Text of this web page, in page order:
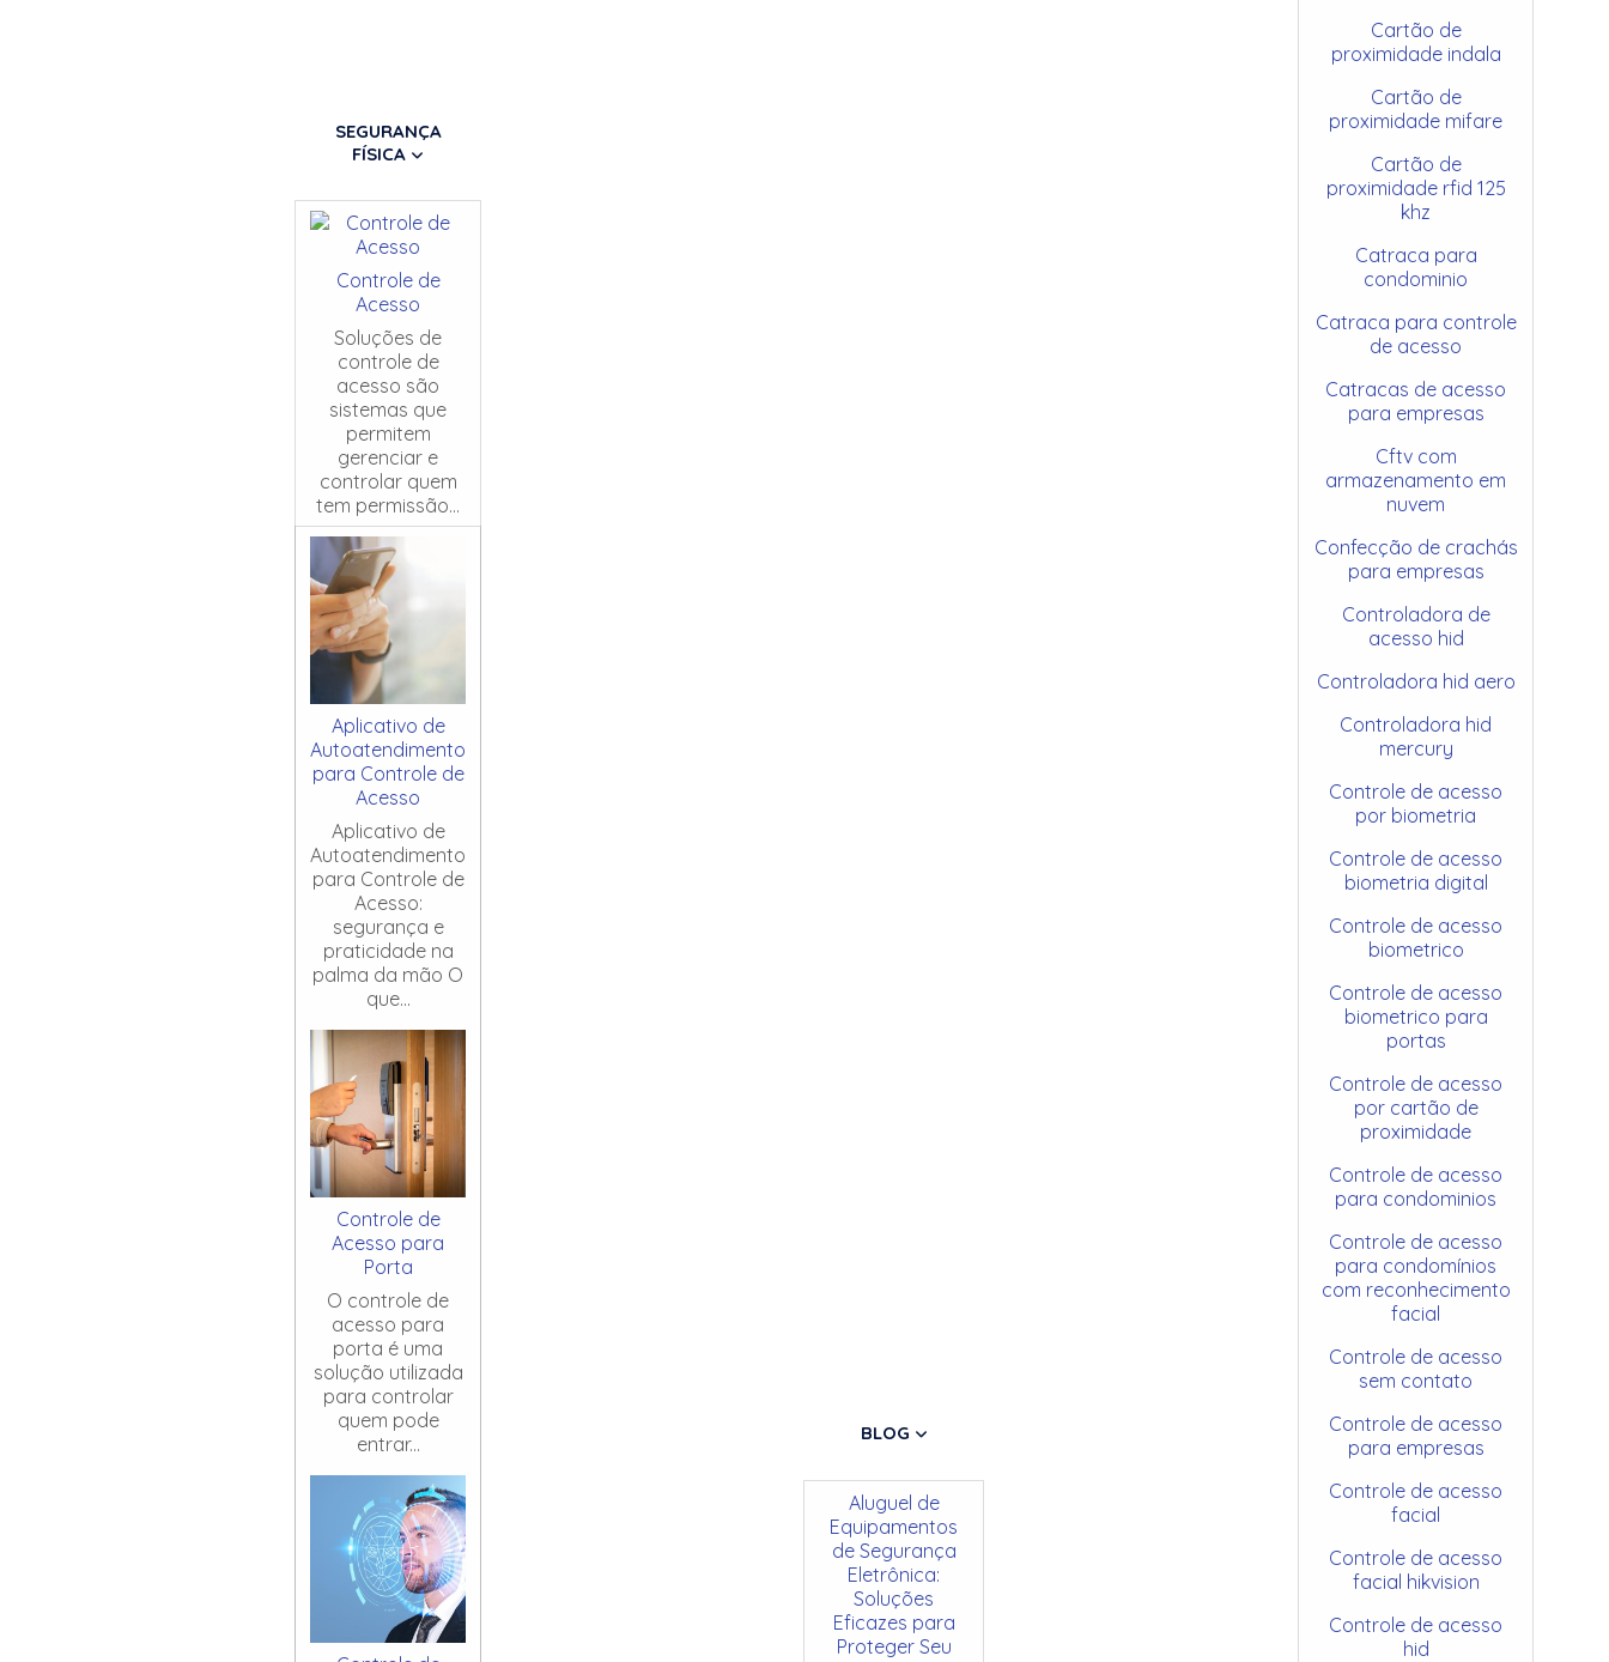
SEGURANÇA
FÍSICA
Controle de
Acesso
Soluções de
controle de
acesso são
sistemas que
permitem
gerenciar e
controlar quem
tem permissão...
Aplicativo de
Autoatendimento
para Controle de
Acesso
Aplicativo de
Autoatendimento
para Controle de
Acesso:
segurança e
praticidade na
palma da mão O
que...
Controle de
Acesso para
Porta
O controle de
acesso para
porta é uma
solução utilizada
para controlar
quem pode
entrar...
BLOG
Aluguel de
Equipamentos
de Segurança
Eletrônica:
Soluções
Eficazes para
Proteger Seu
Cartão de
proximidade indala
Cartão de
proximidade mifare
Cartão de
proximidade rfid 125
khz
Catraca para
condominio
Catraca para controle
de acesso
Catracas de acesso
para empresas
Cftv com
armazenamento em
nuvem
Confecção de crachás
para empresas
Controladora de
acesso hid
Controladora hid aero
Controladora hid
mercury
Controle de acesso
por biometria
Controle de acesso
biometria digital
Controle de acesso
biometrico
Controle de acesso
biometrico para
portas
Controle de acesso
por cartão de
proximidade
Controle de acesso
para condominios
Controle de acesso
para condomínios
com reconhecimento
facial
Controle de acesso
sem contato
Controle de acesso
para empresas
Controle de acesso
facial
Controle de acesso
facial hikvision
Controle de acesso
hid